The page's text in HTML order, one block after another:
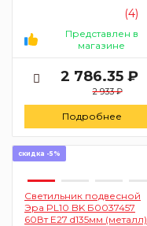
(4)
Представлен в
магазине
2 786.35 ₽
2 933 ₽
Подробнее
скидка -5%
Светильник подвесной
Эра PL10 BK Б0037457
60Вт Е27 d135мм (металл)